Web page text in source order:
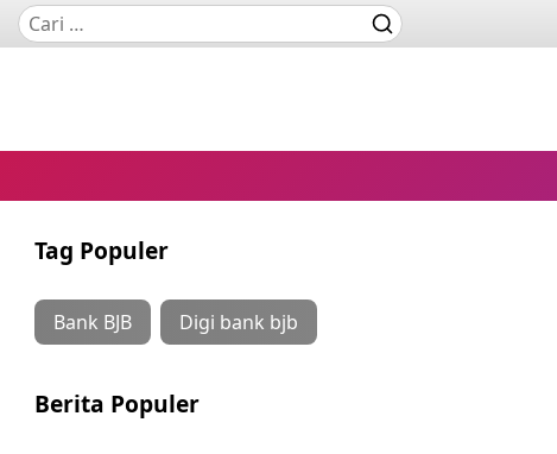
Tag Populer
Bank BJB Digi bank bjb
Berita Populer